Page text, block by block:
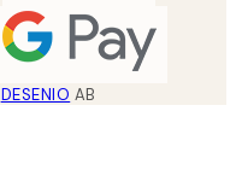
DESENIO AB